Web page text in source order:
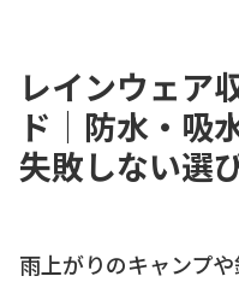
レインウェア
ド｜防水・吸
失敗しない選
雨上がりのキャンプ